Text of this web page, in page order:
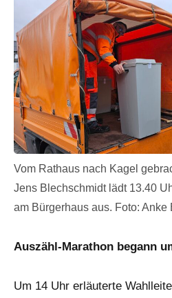
Vom Rathaus nach Kagel
Jens Blechschmidt lädt 13.40
am Bürgerhaus aus. Foto: Anke
Auszähl-Marathon begann
Um 14 Uhr erläuterte